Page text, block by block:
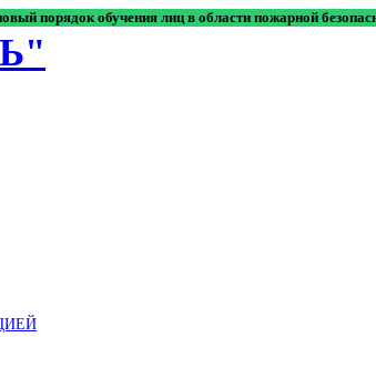
порядок обучения лиц в области пожарной